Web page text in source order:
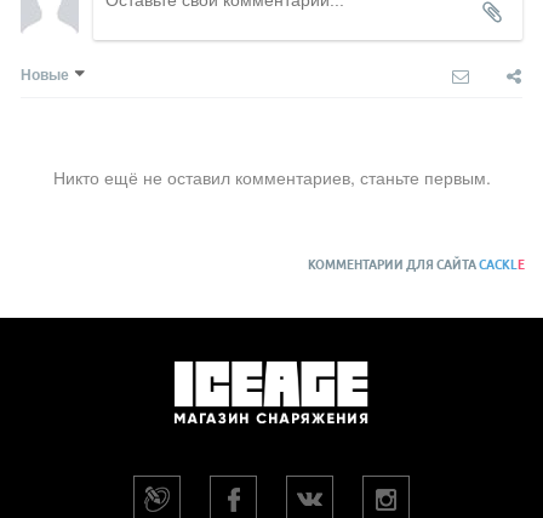
Новые
Никто ещё не оставил комментариев, станьте первым.
КОММЕНТАРИИ ДЛЯ САЙТАCACKLE